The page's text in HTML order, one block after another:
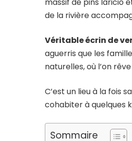
massif de pins laricio
de la rivière
Véritable écrin de
aguerris que les
naturelles, où l’on
C’est un lieu à la fois
cohabiter à quelques
Sommaire